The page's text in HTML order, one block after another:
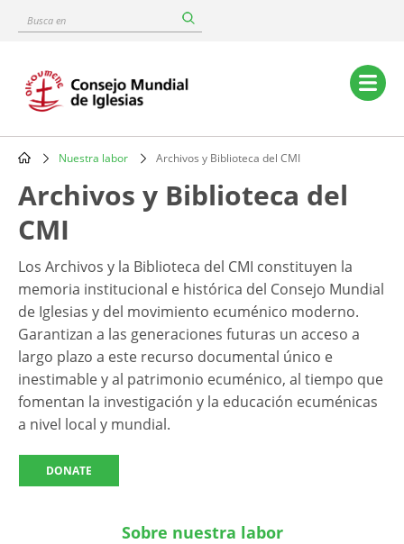
content
Busca
Main
navigation
Breadcrumb
Nuestra labor Archivos y Biblioteca del CMI
Archivos y Biblioteca del
CMI
Los Archivos y la Biblioteca del CMI constituyen la
memoria institucional e histórica del Consejo Mundial
de Iglesias y del movimiento ecuménico moderno.
Garantizan a las generaciones futuras un acceso a
largo plazo a este recurso documental único e
inestimable y al patrimonio ecuménico, al tiempo que
fomentan la investigación y la educación ecuménicas
a nivel local y mundial.
DONATE
Sobre nuestra labor